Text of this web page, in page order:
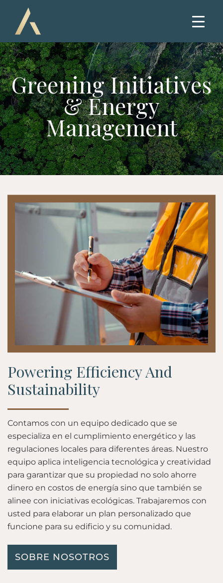
Greening Initiatives
& Energy
Management
Powering Efficiency And
Sustainability
Contamos con un equipo dedicado que se
especializa en el cumplimiento energético y las
regulaciones locales para diferentes áreas. Nuestro
equipo aplica inteligencia tecnológica y creatividad
para garantizar que su propiedad no solo ahorre
dinero en costos de energía sino que también se
alinee con iniciativas ecológicas. Trabajaremos con
usted para elaborar un plan personalizado que
funcione para su edificio y su comunidad.
SOBRE NOSOTROS